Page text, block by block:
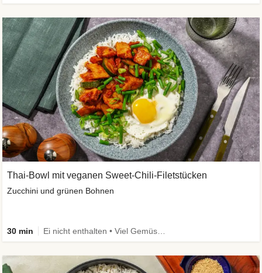
Thai-Bowl mit veganen Sweet-Chili-Filetstücken
Zucchini und grünen Bohnen
30 min